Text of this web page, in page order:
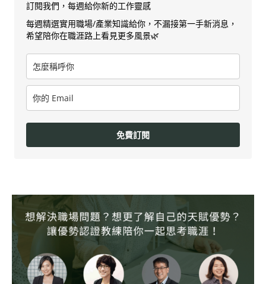
訂閱我們，每週給你新的工作靈感
每週精選實用職場/產業知識給你，不漏接第一手新消息，
希望陪你在職涯路上看見更多風景🌿
免費訂閱